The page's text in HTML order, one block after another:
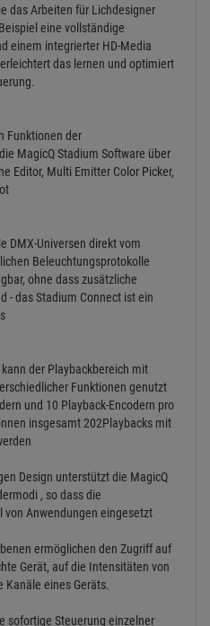
das Arbeiten für Lichdesigner
eine vollständige
einem integrierter HD-Media
das lernen und optimiert
Funktionen der
MagicQ Stadium Software über
Editor, Multi Emitter Color Picker,
DMX-Universen direkt vom
Beleuchtungsprotokolle
ohne dass zusätzliche
- das Stadium Connect ist ein
der Playbackbereich mit
Funktionen genutzt
und 10 Playback-Encodern pro
insgesamt 202Playbacks mit
Design unterstützt die MagicQ
, so dass die
von Anwendungen eingesetzt
ermöglichen den Zugriff auf
Gerät, auf die Intensitäten von
Kanäle eines Geräts.
sofortige Steuerung einzelner